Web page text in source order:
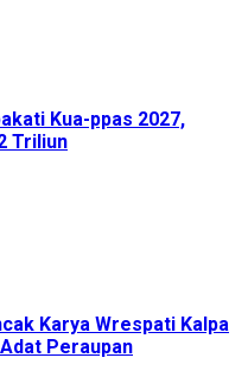
Kua-ppas 2027,
Triliun
Karya Wrespati Kalpa
Peraupan